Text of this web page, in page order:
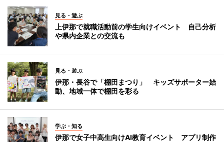
見る・遊ぶ
上伊那で就職活動前の学生向けイベント 自己分析
や県内企業との交流も
見る・遊ぶ
伊那・長谷で「棚田まつり」 キッズサポーター始
動、地域一体で棚田を彩る
学ぶ・知る
伊那で女子中高生向けAI教育イベント アプリ制作